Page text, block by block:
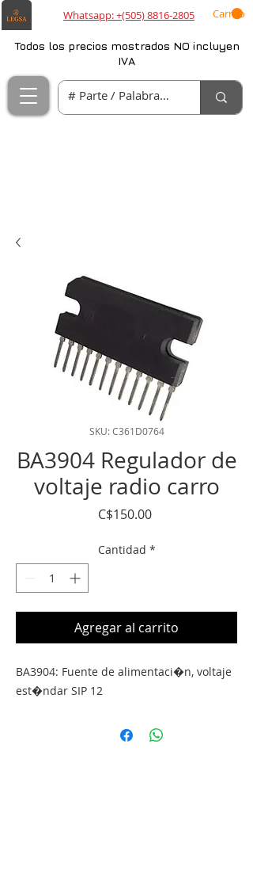
Whatsapp: +(505) 8816-2805 Carrito
Todos los precios mostrados NO incluyen
IVA
SKU: C361D0764
BA3904 Regulador de
voltaje radio carro
C$150.00Precio
Cantidad *
Agregar al carrito
BA3904: Fuente de alimentaci�n, voltaje
est�ndar SIP 12